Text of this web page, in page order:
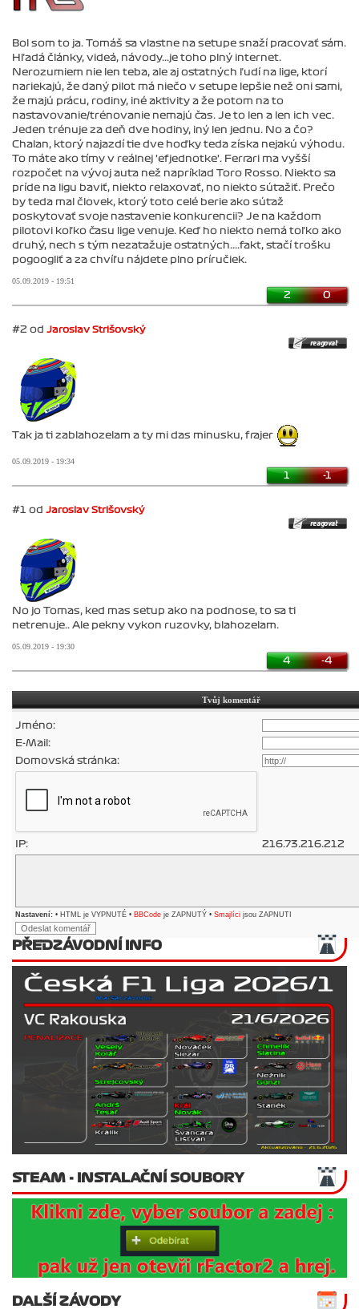
Bol som to ja. Tomáš sa vlastne na setupe snaží pracovať sám.
Hľadá články, videá, návody...je toho plný internet.
Nerozumiem nie len teba, ale aj ostatných ľudí na lige, ktorí
nariekajú, že daný pilot má niečo v setupe lepšie než oni sami,
že majú prácu, rodiny, iné aktivity a že potom na to
nastavovanie/trénovanie nemajú čas. Je to len a len ich vec.
Jeden trénuje za deň dve hodiny, iný len jednu. No a čo?
Chalan, ktorý najazdí tie dve hoďky teda získa nejakú výhodu.
To máte ako tímy v reálnej 'efjednotke'. Ferrari ma vyšší
rozpočet na vývoj auta než napríklad Toro Rosso. Niekto sa
príde na ligu baviť, niekto relaxovať, no niekto súťažiť. Prečo
by teda mal človek, ktorý toto celé berie ako súťaž
poskytovať svoje nastavenie konkurencii? Je na každom
pilotovi koľko času lige venuje. Keď ho niekto nemá toľko ako
druhý, nech s tým nezaťažuje ostatných....fakt, stačí trošku
pogoogliť a za chvíľu nájdete plno príručiek.
05.09.2019 - 19:51
2 0
#2 od Jaroslav Strišovský
Tak ja ti zablahozelam a ty mi das minusku, frajer
05.09.2019 - 19:34
1 -1
#1 od Jaroslav Strišovský
No jo Tomas, ked mas setup ako na podnose, to sa ti
netrenuje.. Ale pekny vykon ruzovky, blahozelam.
05.09.2019 - 19:30
4 -4
Tvůj komentář
Jméno:
E-Mail:
Domovská stránka:
IP: 216.73.216.212
Nastavení: • HTML je VYPNUTÉ • BBCode je ZAPNUTÝ • Smajlíci jsou ZAPNUTI
PŘEDZÁVODNÍ INFO
STEAM - INSTALAČNÍ SOUBORY
DALŠÍ ZÁVODY